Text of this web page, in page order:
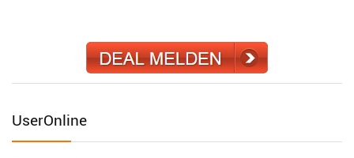
UserOnline